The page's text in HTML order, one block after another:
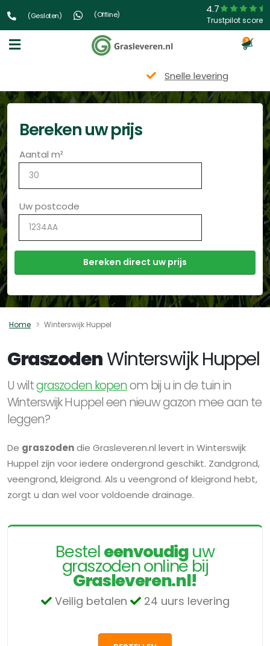
(Gesloten) (Offline) 4.7
Trustpilot score
3
Snelle levering
Bereken uw prijs
Aantal m²
Uw postcode
Home Winterswijk Huppel
GraszodenWinterswijk Huppel
U wiltgraszoden kopenom bij u in de tuin in
Winterswijk Huppel een nieuw gazon mee aan te
leggen?
De graszodendie Grasleveren.nl levert in Winterswijk
Huppel zijn voor iedere ondergrond geschikt. Zandgrond,
veengrond, kleigrond. Als u veengrond of kleigrond hebt,
zorgt u dan wel voor voldoende drainage.
Besteleenvoudiguw
graszoden online bij
Grasleveren.nl!
Veilig betalen 24 uurs levering